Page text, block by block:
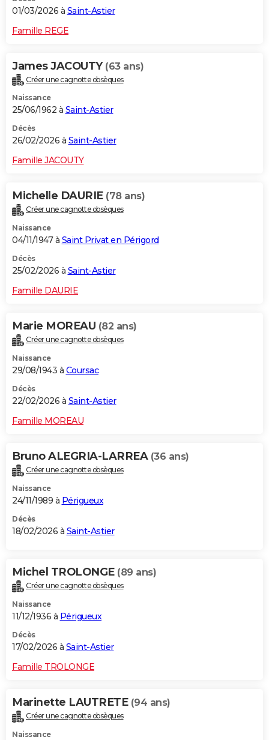
01/03/2026 à Saint-Astier
Famille REGE
James JACOUTY (63 ans)
Créer une cagnotte obsèques
Naissance
25/06/1962 à Saint-Astier
Décès
26/02/2026 à Saint-Astier
Famille JACOUTY
Michelle DAURIE (78 ans)
Créer une cagnotte obsèques
Naissance
04/11/1947 à Saint Privat en Périgord
Décès
25/02/2026 à Saint-Astier
Famille DAURIE
Marie MOREAU (82 ans)
Créer une cagnotte obsèques
Naissance
29/08/1943 à Coursac
Décès
22/02/2026 à Saint-Astier
Famille MOREAU
Bruno ALEGRIA-LARREA (36 ans)
Créer une cagnotte obsèques
Naissance
24/11/1989 à Périgueux
Décès
18/02/2026 à Saint-Astier
Michel TROLONGE (89 ans)
Créer une cagnotte obsèques
Naissance
11/12/1936 à Périgueux
Décès
17/02/2026 à Saint-Astier
Famille TROLONGE
Marinette LAUTRETE (94 ans)
Créer une cagnotte obsèques
Naissance